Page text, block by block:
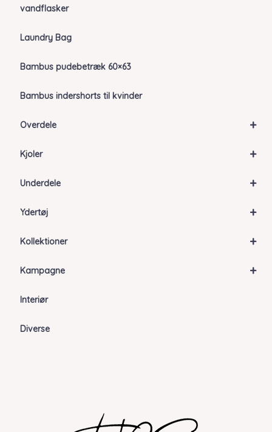
vandflasker
Laundry Bag
Bambus pudebetræk 60×63
Bambus indershorts til kvinder
+
Overdele
+
Kjoler
+
Underdele
+
Ydertøj
+
Kollektioner
+
Kampagne
Interiør
Diverse